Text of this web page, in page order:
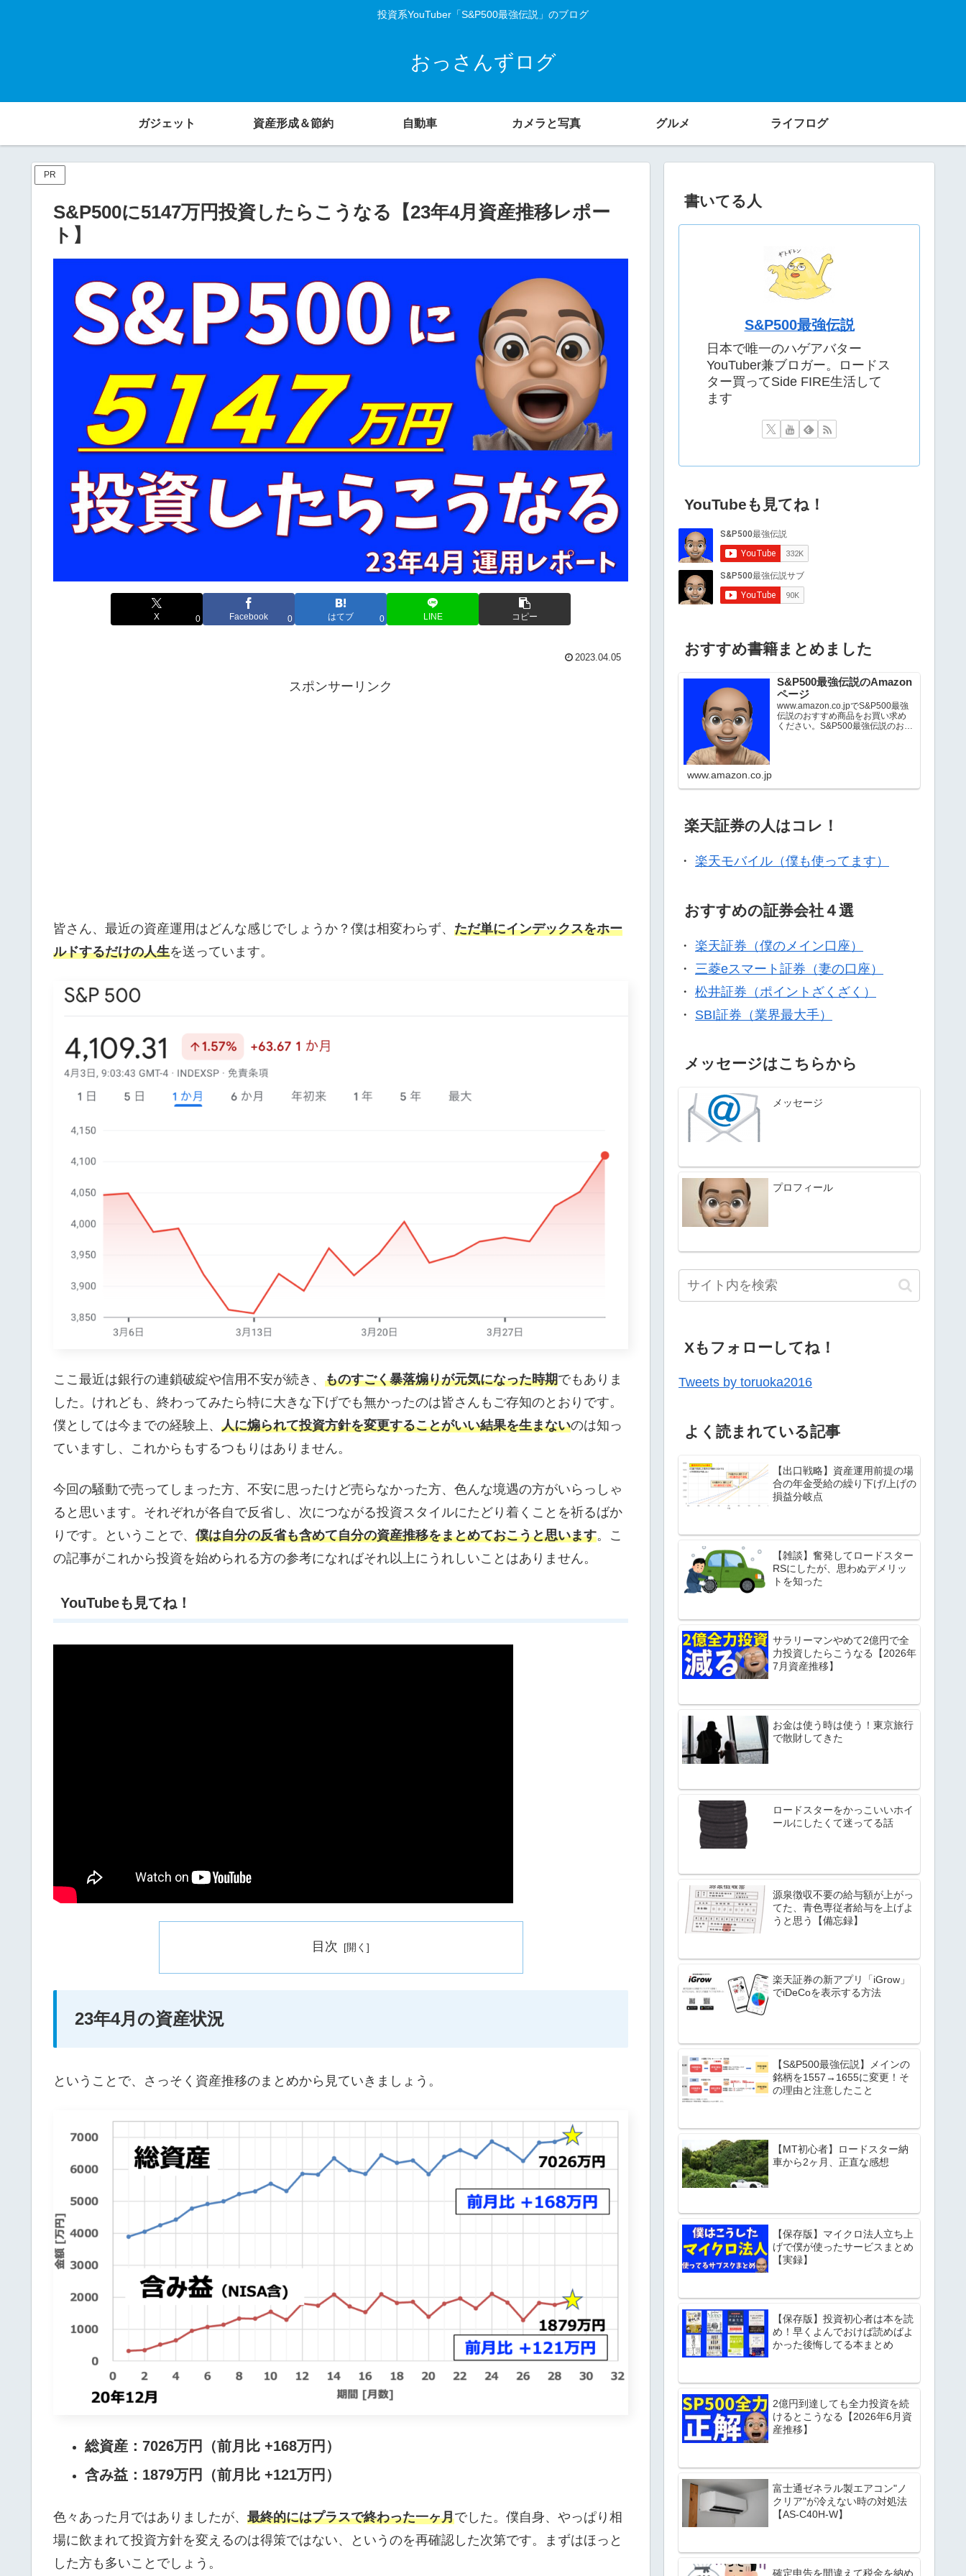
投資系YouTuber「S&P500最強伝説」のブログ
おっさんずログ
ガジェット 資産形成＆節約 自動車 カメラと写真 グルメ ライフログ
PR
S&P500に5147万円投資したらこうなる【23年4月資産推移レポー
ト】
X 0 Facebook 0 はてブ 0 LINE コピー
2023.04.05
スポンサーリンク
皆さん、最近の資産運用はどんな感じでしょうか？僕は相変わらず、 ただ単にインデックスをホー
ルドするだけの人生を送っています。
ここ最近は銀行の連鎖破綻や信用不安が続き、 ものすごく暴落煽りが元気になった時期でもありま
した。けれども、終わってみたら特に大きな下げでも無かったのは皆さんもご存知のとおりです。
僕としては今までの経験上、 人に煽られて投資方針を変更することがいい結果を生まないのは知っ
ていますし、これからもするつもりはありません。
今回の騒動で売ってしまった方、不安に思ったけど売らなかった方、色んな境遇の方がいらっしゃ
ると思います。それぞれが各自で反省し、次につながる投資スタイルにたどり着くことを祈るばか
りです。ということで、 僕は自分の反省も含めて自分の資産推移をまとめておこうと思います。こ
の記事がこれから投資を始められる方の参考になればそれ以上にうれしいことはありません。
YouTubeも見てね！
目次
23年4月の資産状況
ということで、さっそく資産推移のまとめから見ていきましょう。
総資産：7026万円（前月比 +168万円）
含み益：1879万円（前月比 +121万円）
色々あった月ではありましたが、 最終的にはプラスで終わった一ヶ月でした。僕自身、やっぱり相
場に飲まれて投資方針を変えるのは得策ではない、というのを再確認した次第です。まずはほっと
した方も多いことでしょう。
書いてる人
S&P500最強伝説
日本で唯一のハゲアバター
YouTuber兼ブロガー。ロードス
ター買ってSide FIRE生活して
ます
YouTubeも見てね！
おすすめ書籍まとめました
S&P500最強伝説のAmazon
ページ
www.amazon.co.jpでS&P500最強
伝説のおすすめ商品をお買い求め
ください。S&P500最強伝説のお気
www.amazon.co.jp
楽天証券の人はコレ！
・ 楽天モバイル（僕も使ってます）
おすすめの証券会社４選
・ 楽天証券（僕のメイン口座）
・ 三菱eスマート証券（妻の口座）
・ 松井証券（ポイントざくざく）
・ SBI証券（業界最大手）
メッセージはこちらから
メッセージ
プロフィール
Xもフォローしてね！
Tweets by toruoka2016
よく読まれている記事
【出口戦略】資産運用前提の場
合の年金受給の繰り下げ/上げの
損益分岐点
【雑談】奮発してロードスター
RSにしたが、思わぬデメリッ
トを知った
サラリーマンやめて2億円で全
力投資したらこうなる【2026年
7月資産推移】
お金は使う時は使う！東京旅行
で散財してきた
ロードスターをかっこいいホイ
ールにしたくて迷ってる話
源泉徴収不要の給与額が上がっ
てた、青色専従者給与を上げよ
うと思う【備忘録】
楽天証券の新アプリ「iGrow」
でiDeCoを表示する方法
【S&P500最強伝説】メインの
銘柄を1557→1655に変更！そ
の理由と注意したこと
【MT初心者】ロードスター納
車から2ヶ月、正直な感想
【保存版】マイクロ法人立ち上
げで僕が使ったサービスまとめ
【実録】
【保存版】投資初心者は本を読
め！早くよんでおけば読めばよ
かった後悔してる本まとめ
2億円到達しても全力投資を続
けるとこうなる【2026年6月資
産推移】
富士通ゼネラル製エアコン"ノ
クリア"が冷えない時の対処法
【AS-C40H-W】
確定申告を間違えて税金を納め